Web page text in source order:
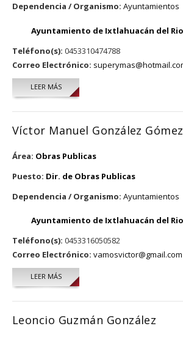
Dependencia / Organismo: Ayuntamientos
Ayuntamiento de Ixtlahuacán del Rio
Teléfono(s): 0453310474788
Correo Electrónico:
LEER MÁSSOBRE LCP. RUTH MARGARITA
Víctor Manuel González Gómez
Área: Obras Publicas
Puesto: Dir. de Obras Publicas
Dependencia / Organismo: Ayuntamientos
Ayuntamiento de Ixtlahuacán del Rio
Teléfono(s): 0453316050582
Correo Electrónico: vamosvictor@gmail.com
LEER MÁSSOBRE VÍCTOR MANUEL GONZÁLEZ
Leoncio Guzmán González